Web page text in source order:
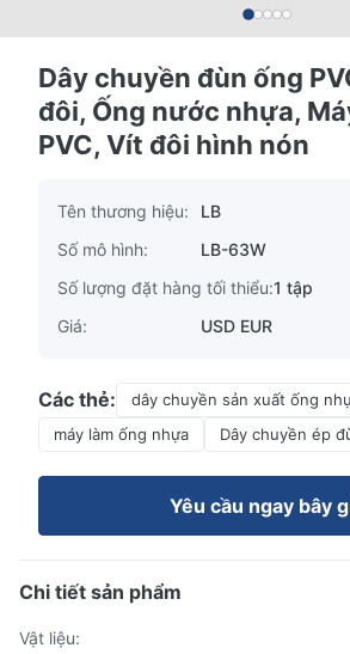
Dây chuyền đùn ống
đôi, Ống nước nhựa,
PVC, Vít đôi hình nón
Tên thương hiệu:
LB
Số mô hình:
LB-63W
Số lượng đặt hàng tối thiểu:1 tập
Giá:
USD EUR
Các thẻ:
dây chuyền sản xuất ống
máy làm ống nhựa
Dây chuyền ép
Yêu cầu ngay bây
Chi tiết sản phẩm
Vật liệu: